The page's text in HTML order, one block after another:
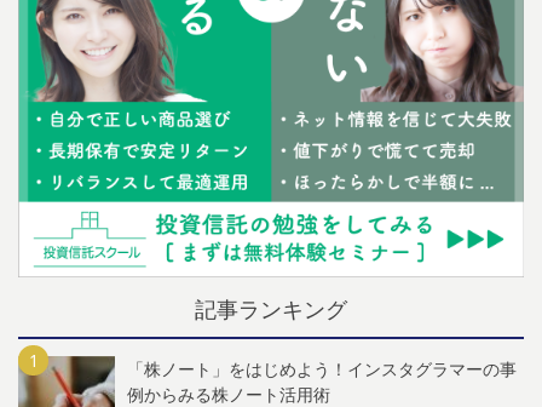
記事ランキング
「株ノート」をはじめよう！インスタグラマーの事
例からみる株ノート活用術